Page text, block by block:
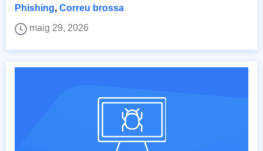
Phishing, Correu brossa
maig 29, 2026